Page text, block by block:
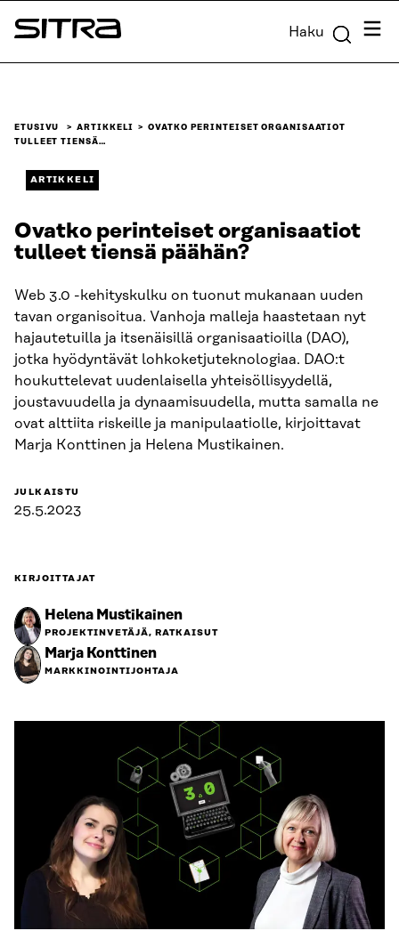
Siirry
suoraan
Sitra Haku
ETUSIVU ARTIKKELI
OVATKO PERINTEISET ORGANISAATIOT
TULLEET TIENSÄ…
ARTIKKELI
Ovatko perinteiset organisaatiot
tulleet tiensä päähän?
Web 3.0 -kehityskulku on tuonut mukanaan uuden
tavan organisoitua. Vanhoja malleja haastetaan nyt
hajautetuilla ja itsenäisillä organisaatioilla (DAO),
jotka hyödyntävät lohkoketjuteknologiaa. DAO:t
houkuttelevat uudenlaisella yhteisöllisyydellä,
joustavuudella ja dynaamisuudella, mutta samalla ne
ovat alttiita riskeille ja manipulaatiolle, kirjoittavat
Marja Konttinen ja Helena Mustikainen.
JULKAISTU
25.5.2023
KIRJOITTAJAT
Helena Mustikainen
PROJEKTINVETÄJÄ, RATKAISUT
Marja Konttinen
MARKKINOINTIJOHTAJA